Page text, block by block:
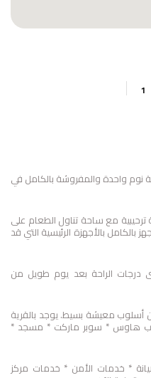
1
نوم واحدة والمفروشة بالكامل في
مع ساحة تناول الطعام على
بالأجهزة الرئيسية التي قد
الراحة بعد يوم طويل من
أسلوب معيشة بسيط. يوجد بالقرية
هاوس * سوبر ماركت * مسجد *
* خدمات الأمن * خدمات مركز